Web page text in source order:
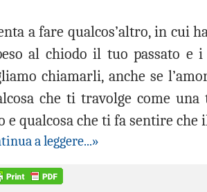
a fare qualcos’altro, in cui
al chiodo il tuo passato
chiamarli, anche se
che ti travolge come
e qualcosa che ti fa sentire che
a leggere...»